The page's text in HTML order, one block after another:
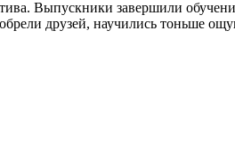
Выпускники завершили
друзей, научились тоньше